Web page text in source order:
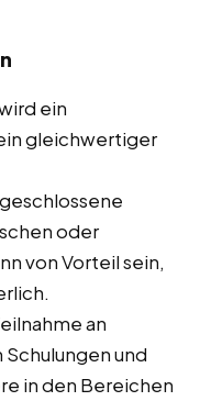
ein
gleichwertiger
oder
von Vorteil sein,
an
und
in den Bereichen